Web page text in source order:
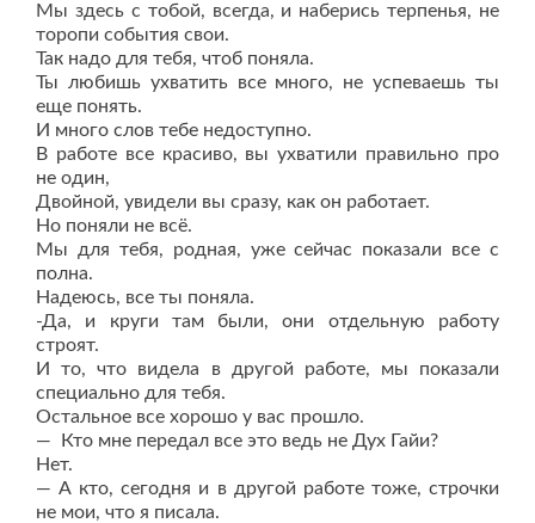
Мы здесь с тобой, всегда, и наберись терпенья, не
торопи события свои.
Так надо для тебя, чтоб поняла.
Ты любишь ухватить все много, не успеваешь ты
еще понять.
И много слов тебе недоступно.
В работе все красиво, вы ухватили правильно про
не один,
Двойной, увидели вы сразу, как он работает.
Но поняли не всё.
Мы для тебя, родная, уже сейчас показали все с
полна.
Надеюсь, все ты поняла.
-Да, и круги там были, они отдельную работу
строят.
И то, что видела в другой работе, мы показали
специально для тебя.
Остальное все хорошо у вас прошло.
— Кто мне передал все это ведь не Дух Гайи?
Нет.
— А кто, сегодня и в другой работе тоже, строчки
не мои, что я писала.